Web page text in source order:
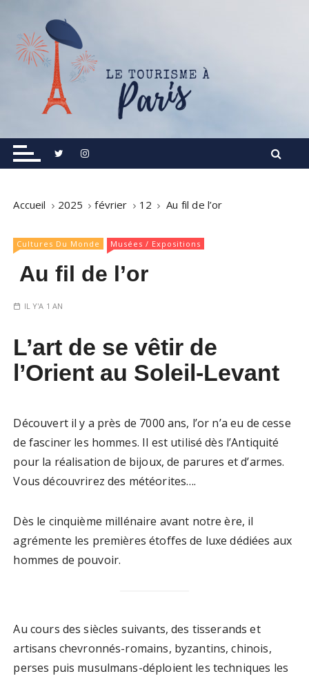
Le Tourisme à Paris
Informations touristiques, visites, excursions.
Accueil 2025 février 12 Au fil de l’or
Cultures Du Monde Musées / Expositions
Au fil de l’or
IL Y'A 1 AN
L’art de se vêtir de
l’Orient au Soleil-Levant
Découvert il y a près de 7000 ans, l’or n’a eu de cesse
de fasciner les hommes. Il est utilisé dès l’Antiquité
pour la réalisation de bijoux, de parures et d’armes.
Vous découvrirez des météorites….
Dès le cinquième millénaire avant notre ère, il
agrémente les premières étoffes de luxe dédiées aux
hommes de pouvoir.
Au cours des siècles suivants, des tisserands et
artisans chevronnés-romains, byzantins, chinois,
perses puis musulmans-déploient les techniques les